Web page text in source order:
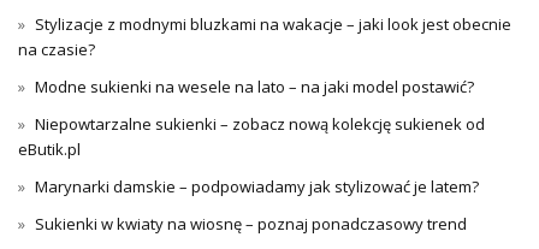
Stylizacje z modnymi bluzkami na wakacje – jaki look jest obecnie
na czasie?
Modne sukienki na wesele na lato – na jaki model postawić?
Niepowtarzalne sukienki – zobacz nową kolekcję sukienek od
eButik.pl
Marynarki damskie – podpowiadamy jak stylizować je latem?
Sukienki w kwiaty na wiosnę – poznaj ponadczasowy trend